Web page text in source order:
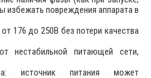
избежать повреждения аппарата в
176 до 250В без потери качества
нестабильной питающей сети,
источник питания может